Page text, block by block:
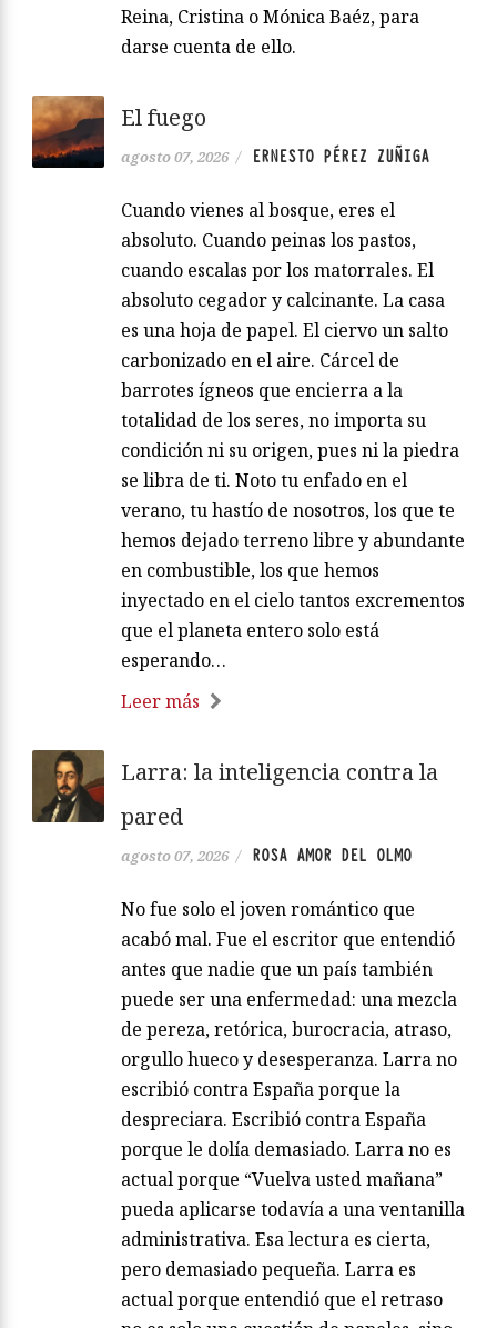
Reina, Cristina o Mónica Baéz, para
darse cuenta de ello.
El fuego
agosto 07, 2026 / ERNESTO PÉREZ ZUÑIGA
Cuando vienes al bosque, eres el
absoluto. Cuando peinas los pastos,
cuando escalas por los matorrales. El
absoluto cegador y calcinante. La casa
es una hoja de papel. El ciervo un salto
carbonizado en el aire. Cárcel de
barrotes ígneos que encierra a la
totalidad de los seres, no importa su
condición ni su origen, pues ni la piedra
se libra de ti. Noto tu enfado en el
verano, tu hastío de nosotros, los que te
hemos dejado terreno libre y abundante
en combustible, los que hemos
inyectado en el cielo tantos excrementos
que el planeta entero solo está
esperando…
Leer más
Larra: la inteligencia contra la
pared
agosto 07, 2026 / ROSA AMOR DEL OLMO
No fue solo el joven romántico que
acabó mal. Fue el escritor que entendió
antes que nadie que un país también
puede ser una enfermedad: una mezcla
de pereza, retórica, burocracia, atraso,
orgullo hueco y desesperanza. Larra no
escribió contra España porque la
despreciara. Escribió contra España
porque le dolía demasiado. Larra no es
actual porque “Vuelva usted mañana”
pueda aplicarse todavía a una ventanilla
administrativa. Esa lectura es cierta,
pero demasiado pequeña. Larra es
actual porque entendió que el retraso